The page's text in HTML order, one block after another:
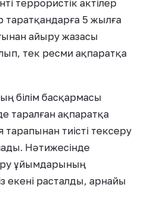
террористік актілер
таратқандарға 5 жылға
айыру жазасы
тек ресми ақпаратқа
білім басқармасы
таралған ақпаратқа
тиісті тексеру
Нәтижесінде
ұйымдарының
екені расталды, арнайы